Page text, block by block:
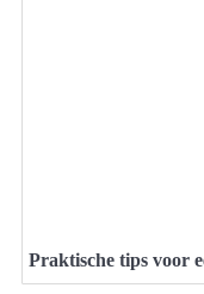
Praktische tips voor